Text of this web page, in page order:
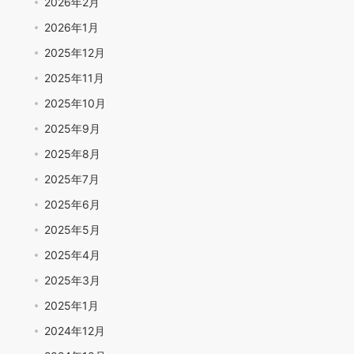
2026年1月
2025年12月
2025年11月
2025年10月
2025年9月
2025年8月
2025年7月
2025年6月
2025年5月
2025年4月
2025年3月
2025年1月
2024年12月